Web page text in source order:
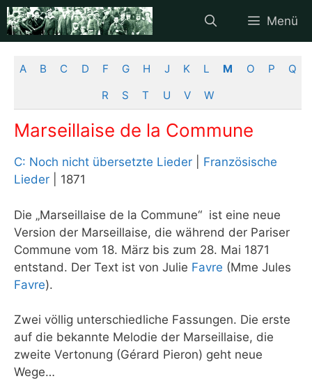
Zum
Inhalt
springen
Menü
A B C D F G H J K L M O P
Q
R
S T U V W
Marseillaise de la Commune
C: Noch nicht übersetzte Lieder
Französische
Lieder | 1871
Die „Marseillaise de la Commune“ ist eine neue
Version der Marseillaise, die während der Pariser
Commune vom 18. März bis zum 28. Mai 1871
entstand. Der Text ist von Julie Favre (Mme Jules
Favre).
Zwei völlig unterschiedliche Fassungen. Die erste
auf die bekannte Melodie der Marseillaise, die
zweite Vertonung (Gérard Pieron) geht neue
Wege…